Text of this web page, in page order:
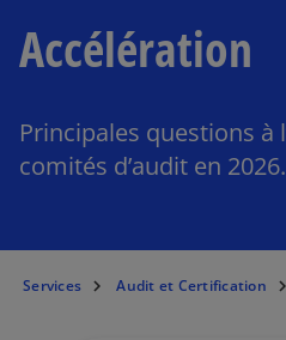
Accélération
Principales questions à
comités d’audit en 2026.
Services Audit et Certification